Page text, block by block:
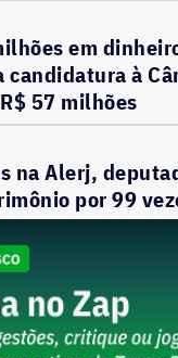
em
candidatura à
57 milhões
na Alerj,
por 99